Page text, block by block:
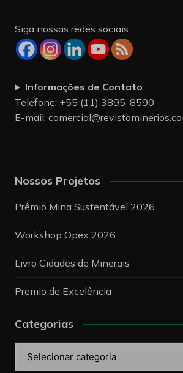
Siga nossas redes sociais
Informações de Contato:
Telefone: +55 (11) 3895-8590
E-mail:
Nossos Projetos
Prêmio Mina Sustentável 2026
Workshop Opex 2026
Livro Cidades de Minerais
Premio de Excelência
Categorias